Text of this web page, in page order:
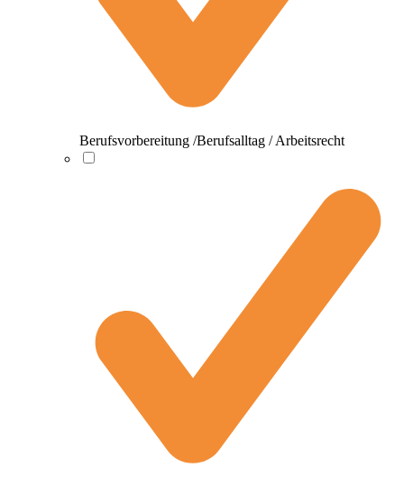
Berufsvorbereitung /Berufsalltag / Arbeitsrecht